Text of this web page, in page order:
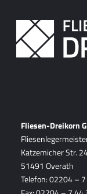
Fliesen-Dreikorn
Katzemicher Str.
51491 Overath
Telefon: 02204 –